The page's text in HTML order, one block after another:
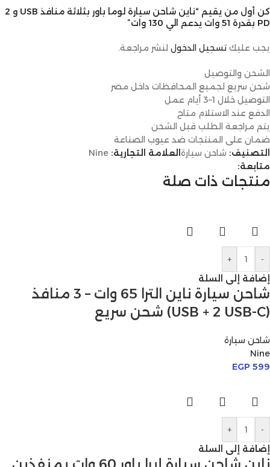
كن أول من يقيم “ناين شاحن سيارة لوما باور بثلاثة منافذ USB و 2
PD بقدرة 51 وات يدعم الي 130 وات”
يجب عليك تسجيل الدخول لنشر مراجعة.
الشحن والتوصيل
شحن سريع لجميع المحافظات داخل مصر
التوصيل خلال 1–3 أيام عمل
الدفع عند الاستلام متاح
يتم مراجعة الطلب قبل الشحن
ضمان على المنتجات ضد عيوب الصناعة
التصنيف: شاحن سيارة العلامة التجارية: Nine
متابعة:
منتجات ذات صلة
-
+
إضافة إلى السلة
شاحن سيارة ناين الترا 65 وات – 3 منافذ
(USB + 2 USB-C) شحن سريع
شاحن سيارة
Nine
EGP 599
-
+
إضافة إلى السلة